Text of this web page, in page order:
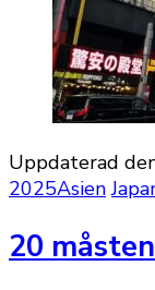
Uppdaterad
2025Asien
20